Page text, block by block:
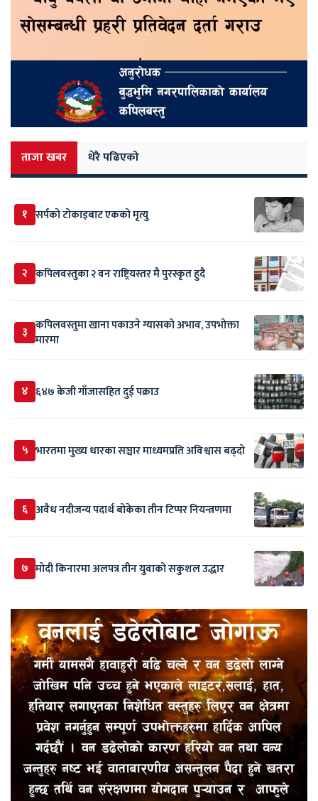
ताजा खबर धेरै पढिएको
१ सर्पकाे टाेकाइबाट एकको मृत्यु
२ कपिलवस्तुका २ वन राष्ट्रियस्तर मै पुरस्कृत हुदै
३ कपिलवस्तुमा खाना पकाउने ग्यासको अभाव, उपभोक्ता
मारमा
४ ६४७ केजी गाँजासहित दुई पक्राउ
५ भारतमा मुख्य धारका सञ्चार माध्यमप्रति अविश्वास बढ्दो
६ अवैध नदीजन्य पदार्थ बोकेका तीन टिप्पर नियन्त्रणमा
७ मोदी किनारमा अलपत्र तीन युवाको सकुशल उद्धार